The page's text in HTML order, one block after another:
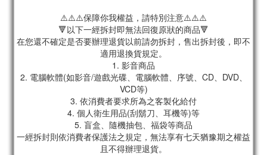
⚠️⚠️⚠️保障你我權益，請特別注意⚠️⚠️⚠️
🔻以下一經拆封即無法回復原狀的商品🔻
在您還不確定是否要辦理退貨以前請勿拆封，售出拆封後，即不
適用退換貨規定。
1. 影音商品
2. 電腦軟體(如影音/遊戲光碟、電腦軟體、序號、CD、DVD、
VCD等)
3. 依消費者要求所為之客製化給付
4. 個人衛生用品(刮鬍刀、耳機等)等
5. 盲盒、隨機抽包、福袋等商品
一經拆封則依消費者保護法之規定，無法享有七天猶豫期之權益
且不得辦理退貨。